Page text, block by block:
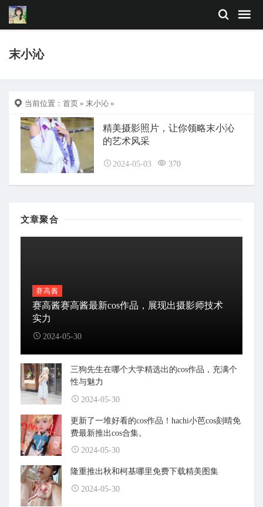
末小沁
当前位置： 首页 » 末小沁 »
精美摄影照片，让你领略末小沁
的艺术风采
2024-05-03 370
文章聚合
赛高酱
赛高酱赛高酱最新cos作品，展现出摄影师技术
实力
2024-05-30
三狗先生在哪个大学精选出的cos作品，充满个
性与魅力
2024-05-30
更新了一堆好看的cos作品！hachi小芭cos刻晴免
费最新推出cos合集。
2024-05-30
隆重推出秋和柯基哪里免费下载精美图集
2024-05-30